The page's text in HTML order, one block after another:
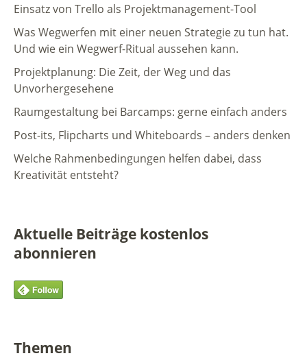
Einsatz von Trello als Projektmanagement-Tool
Was Wegwerfen mit einer neuen Strategie zu tun hat.
Und wie ein Wegwerf-Ritual aussehen kann.
Projektplanung: Die Zeit, der Weg und das
Unvorhergesehene
Raumgestaltung bei Barcamps: gerne einfach anders
Post-its, Flipcharts und Whiteboards – anders denken
Welche Rahmenbedingungen helfen dabei, dass
Kreativität entsteht?
Aktuelle Beiträge kostenlos
abonnieren
Themen